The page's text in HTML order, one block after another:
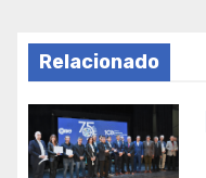
Relacionado